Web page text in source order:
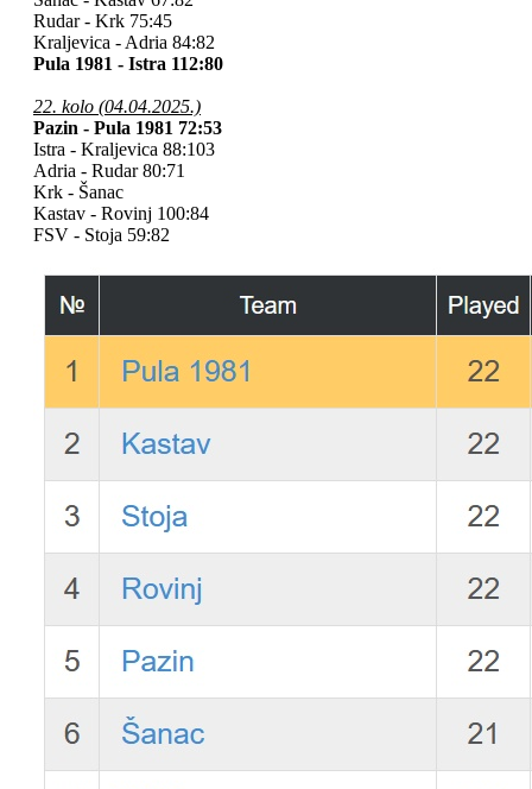
Rudar - Krk 75:45
Kraljevica - Adria 84:82
Pula 1981 - Istra 112:80
22. kolo (04.04.2025.)
Pazin - Pula 1981 72:53
Istra - Kraljevica 88:103
Adria - Rudar 80:71
Krk - Šanac
Kastav - Rovinj 100:84
FSV - Stoja 59:82